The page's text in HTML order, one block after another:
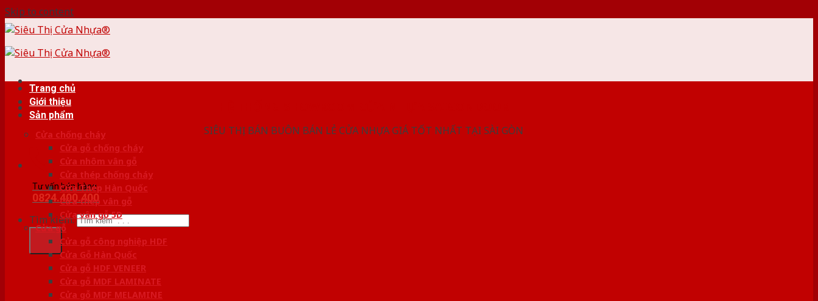
Skip to content
SIÊU THỊ BÁN BUÔN BÁN LẺ CỬA NHỰA GIÁ TỐT NHẤT TẠI SÀI GÒN
Tư vấn bán hàng
0824.400.400
Tìm kiếm:
Trang chủ
Giới thiệu
Sản phẩm
Cửa chống cháy
Cửa gỗ chống cháy
Cửa nhôm vân gỗ
Cửa thép chống cháy
Cửa Thép Hàn Quốc
Cửa thép vân gỗ
Cửa vân gỗ 5D
Cửa gỗ
Cửa gỗ công nghiệp HDF
Cửa Gỗ Hàn Quốc
Cửa gỗ HDF VENEER
Cửa gỗ MDF LAMINATE
Cửa gỗ MDF MELAMINE